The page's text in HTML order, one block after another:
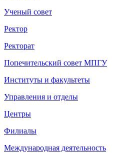
Ученый совет
Ректор
Ректорат
Попечительский совет МПГУ
Институты и факультеты
Управления и отделы
Центры
Филиалы
Международная деятельность